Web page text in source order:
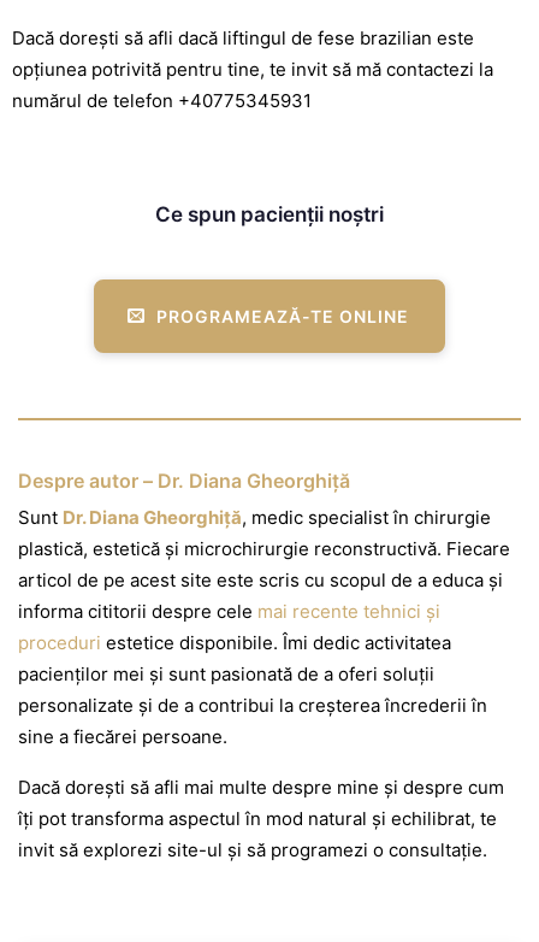
Dacă dorești să afli dacă liftingul de fese brazilian este
opțiunea potrivită pentru tine, te invit să mă contactezi la
numărul de telefon +40775345931
Ce spun pacienții noștri
PROGRAMEAZĂ-TE ONLINE
Despre autor – Dr. Diana Gheorghiță
Sunt Dr. Diana Gheorghiță, medic specialist în chirurgie
plastică, estetică și microchirurgie reconstructivă. Fiecare
articol de pe acest site este scris cu scopul de a educa și
informa cititorii despre cele mai recente tehnici și
proceduri estetice disponibile. Îmi dedic activitatea
pacienților mei și sunt pasionată de a oferi soluții
personalizate și de a contribui la creșterea încrederii în
sine a fiecărei persoane.
Dacă dorești să afli mai multe despre mine și despre cum
îți pot transforma aspectul în mod natural și echilibrat, te
invit să explorezi site-ul și să programezi o consultație.